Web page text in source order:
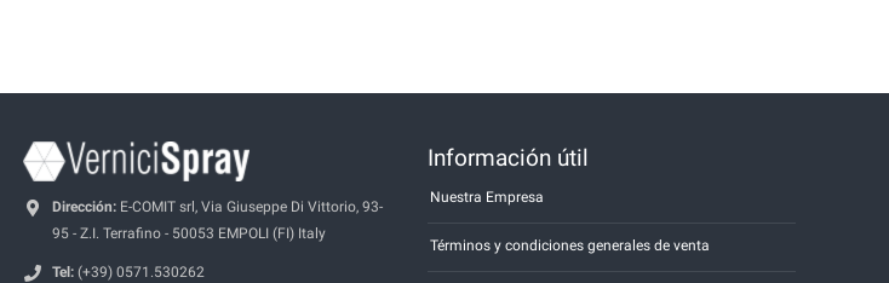
Dirección: E-COMIT srl, Via Giuseppe Di Vittorio, 93-
95 - Z.I. Terrafino - 50053 EMPOLI (FI) Italy
Tel: (+39) 0571.530262
Información útil
Nuestra Empresa
Términos y condiciones generales de venta